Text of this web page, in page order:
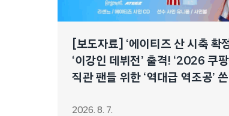
[보도자료] ‘에이티즈 산 시축 확
‘이강인 데뷔전’ 출격! ‘2026 쿠
직관 팬들 위한 ‘역대급 역조공’
2026. 8. 7.